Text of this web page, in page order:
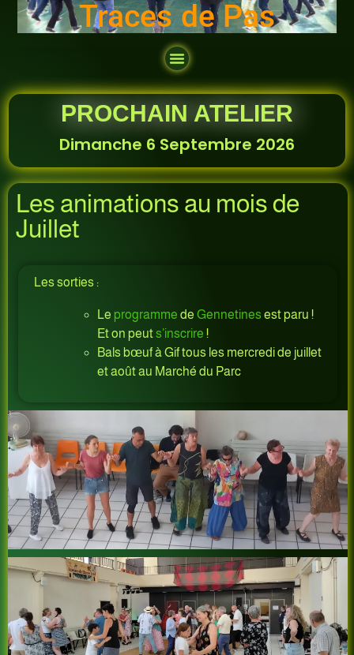
Traces de Pas
PROCHAIN ATELIER
Dimanche 6 Septembre 2026
Les animations au mois de
Juillet
Les sorties :
Le programme de Gennetinesest paru !
Et on peuts’inscrire !
Bals bœuf à Gif tous les mercredi de juillet
et août au Marché du Parc